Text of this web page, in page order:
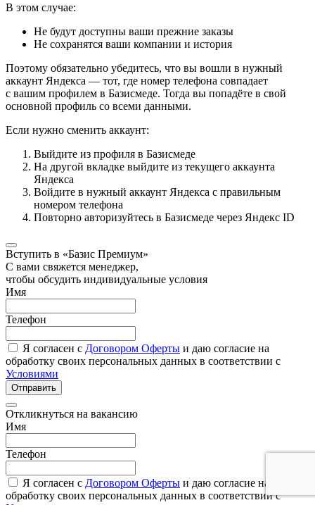
В этом случае:
Не будут доступны ваши прежние заказы
Не сохранятся ваши компании и история
Поэтому обязательно убедитесь, что вы вошли в нужный
аккаунт Яндекса — тот, где номер телефона совпадает
с вашим профилем в Базисмеде. Тогда вы попадёте в свой
основной профиль со всеми данными.
Если нужно сменить аккаунт:
Выйдите из профиля в Базисмеде
На другой вкладке выйдите из текущего аккаунта
Яндекса
Войдите в нужный аккаунт Яндекса с правильным
номером телефона
Повторно авторизуйтесь в Базисмеде через Яндекс ID
Вступить в «Базис Премиум»
С вами свяжется менеджер,
чтобы обсудить индивидуальные условия
Имя
Телефон
Я согласен с Договором Оферты и даю согласие на
обработку своих персональных данных в соответствии с
Условиями
Отправить
Откликнуться на вакансию
Имя
Телефон
Я согласен с Договором Оферты и даю согласие на
обработку своих персональных данных в соответствии с